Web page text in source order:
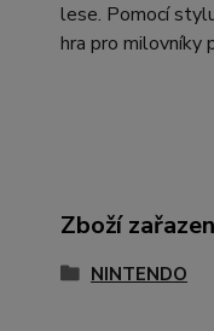
lese. Pomocí
hra pro milovníky
Zboží
NINTENDO